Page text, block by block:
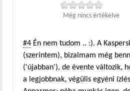
Még nincs értékelve
#4 Én nem tudom .. :). A
(szerintem), bizalmam még
('újabban'), de évente változik,
a legjobbnak, végülis egyéni